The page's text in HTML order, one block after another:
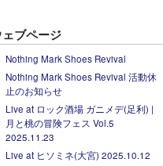
ェブページ
Nothing Mark Shoes Revival
Nothing Mark Shoes Revival 活動休
止のお知らせ
Live at ロック酒場 ガニメデ(足利) |
月と桃の冒険フェス Vol.5
2025.11.23
Live at ヒソミネ(大宮) 2025.10.12